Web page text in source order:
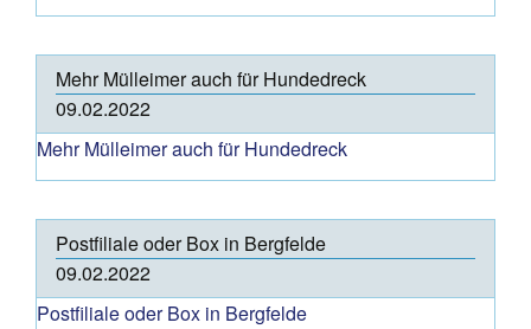
Mehr Mülleimer auch für Hundedreck
09.02.2022
Mehr Mülleimer auch für Hundedreck
Postfiliale oder Box in Bergfelde
09.02.2022
Postfiliale oder Box in Bergfelde